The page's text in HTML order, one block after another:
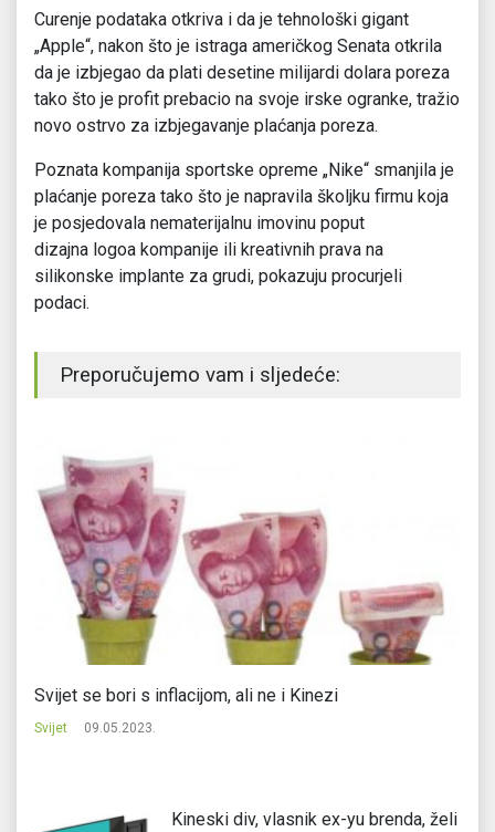
Curenje podataka otkriva i da je tehnološki gigant
„Apple“, nakon što je istraga američkog Senata otkrila
da je izbjegao da plati desetine milijardi dolara poreza
tako što je profit prebacio na svoje irske ogranke, tražio
novo ostrvo za izbjegavanje plaćanja poreza.
Poznata kompanija sportske opreme „Nike“ smanjila je
plaćanje poreza tako što je napravila školjku firmu koja
je posjedovala nematerijalnu imovinu poput
dizajna logoa kompanije ili kreativnih prava na
silikonske implante za grudi, pokazuju procurjeli
podaci.
Preporučujemo vam i sljedeće:
Svijet se bori s inflacijom, ali ne i Kinezi
Svijet 09.05.2023.
Kineski div, vlasnik ex-yu brenda, želi